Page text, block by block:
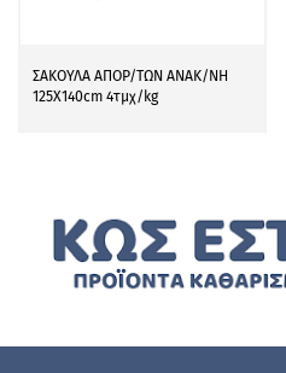
ΣΑΚΟΥΛΑ ΑΠΟΡ/ΤΩΝ ΑΝΑΚ/ΝΗ
125Χ140cm 4τμχ/kg